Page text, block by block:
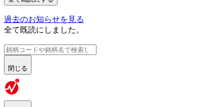
過去のお知らせを見る
全て既読にしました。
閉じる